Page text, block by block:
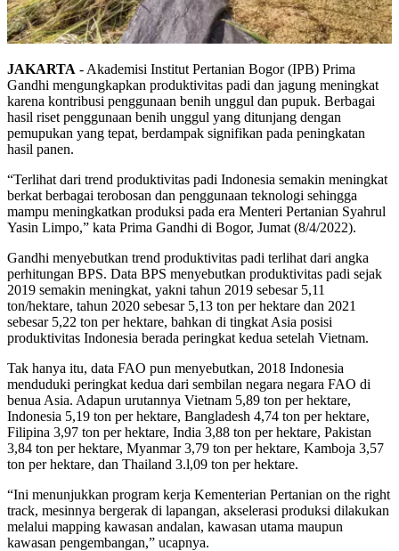
JAKARTA - Akademisi Institut Pertanian Bogor (IPB) Prima
Gandhi mengungkapkan produktivitas padi dan jagung meningkat
karena kontribusi penggunaan benih unggul dan pupuk. Berbagai
hasil riset penggunaan benih unggul yang ditunjang dengan
pemupukan yang tepat, berdampak signifikan pada peningkatan
hasil panen.
“Terlihat dari trend produktivitas padi Indonesia semakin meningkat
berkat berbagai terobosan dan penggunaan teknologi sehingga
mampu meningkatkan produksi pada era Menteri Pertanian Syahrul
Yasin Limpo,” kata Prima Gandhi di Bogor, Jumat (8/4/2022).
Gandhi menyebutkan trend produktivitas padi terlihat dari angka
perhitungan BPS. Data BPS menyebutkan produktivitas padi sejak
2019 semakin meningkat, yakni tahun 2019 sebesar 5,11
ton/hektare, tahun 2020 sebesar 5,13 ton per hektare dan 2021
sebesar 5,22 ton per hektare, bahkan di tingkat Asia posisi
produktivitas Indonesia berada peringkat kedua setelah Vietnam.
Tak hanya itu, data FAO pun menyebutkan, 2018 Indonesia
menduduki peringkat kedua dari sembilan negara negara FAO di
benua Asia. Adapun urutannya Vietnam 5,89 ton per hektare,
Indonesia 5,19 ton per hektare, Bangladesh 4,74 ton per hektare,
Filipina 3,97 ton per hektare, India 3,88 ton per hektare, Pakistan
3,84 ton per hektare, Myanmar 3,79 ton per hektare, Kamboja 3,57
ton per hektare, dan Thailand 3.l,09 ton per hektare.
“Ini menunjukkan program kerja Kementerian Pertanian on the right
track, mesinnya bergerak di lapangan, akselerasi produksi dilakukan
melalui mapping kawasan andalan, kawasan utama maupun
kawasan pengembangan,” ucapnya.